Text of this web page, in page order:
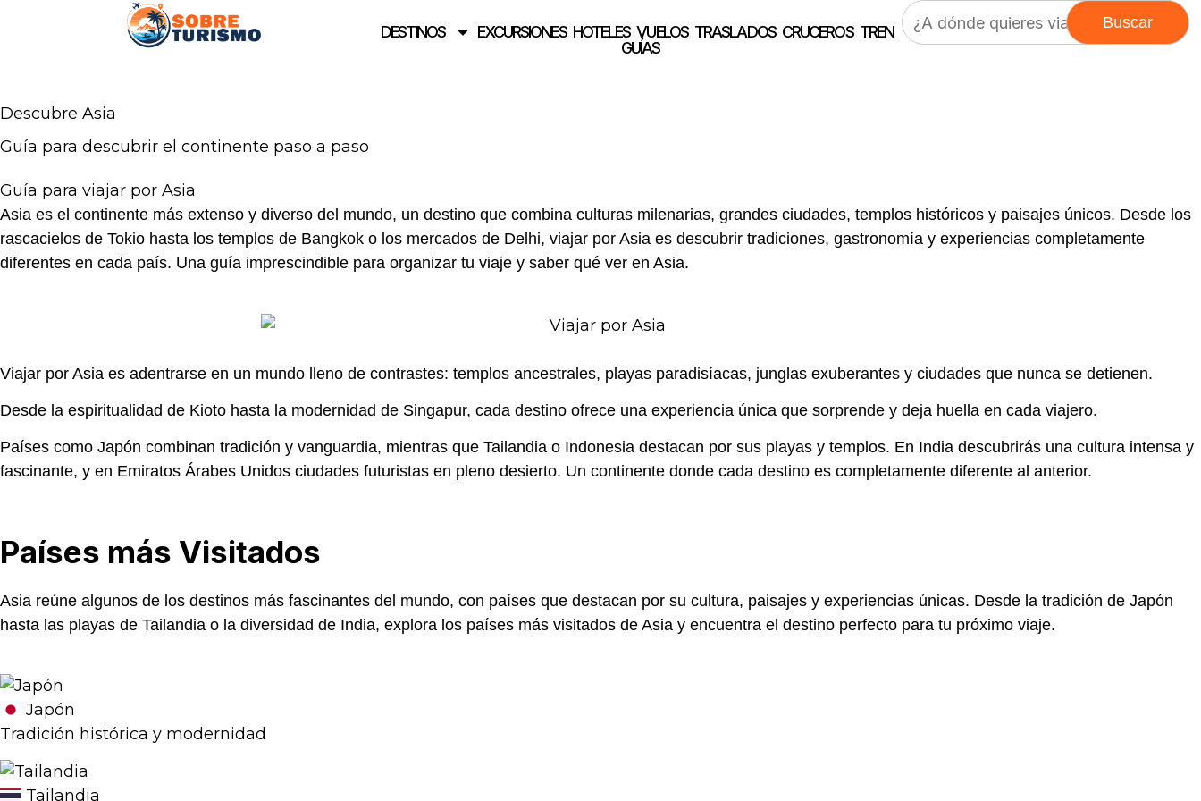
DESTINOS EXCURSIONES HOTELES VUELOS TRASLADOS CRUCEROS TREN
GUÍAS
Buscar:
Descubre Asia
Guía para descubrir el continente paso a paso
Guía para viajar por Asia
Asia es el continente más extenso y diverso del mundo, un destino que combina culturas milenarias, grandes ciudades, templos históricos y paisajes únicos. Desde los
rascacielos de Tokio hasta los templos de Bangkok o los mercados de Delhi, viajar por Asia es descubrir tradiciones, gastronomía y experiencias completamente
diferentes en cada país. Una guía imprescindible para organizar tu viaje y saber qué ver en Asia.
Viajar por Asia es adentrarse en un mundo lleno de contrastes: templos ancestrales, playas paradisíacas, junglas exuberantes y ciudades que nunca se detienen.
Desde la espiritualidad de Kioto hasta la modernidad de Singapur, cada destino ofrece una experiencia única que sorprende y deja huella en cada viajero.
Países como Japón combinan tradición y vanguardia, mientras que Tailandia o Indonesia destacan por sus playas y templos. En India descubrirás una cultura intensa y
fascinante, y en Emiratos Árabes Unidos ciudades futuristas en pleno desierto. Un continente donde cada destino es completamente diferente al anterior.
Países más Visitados
Asia reúne algunos de los destinos más fascinantes del mundo, con países que destacan por su cultura, paisajes y experiencias únicas. Desde la tradición de Japón
hasta las playas de Tailandia o la diversidad de India, explora los países más visitados de Asia y encuentra el destino perfecto para tu próximo viaje.
Japón
Tradición histórica y modernidad
Tailandia